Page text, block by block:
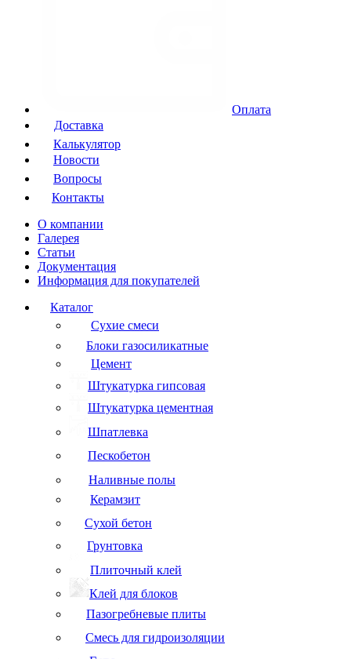
Оплата
Доставка
Калькулятор
Новости
Вопросы
Контакты
О компании
Галерея
Статьи
Документация
Информация для покупателей
Каталог
Сухие смеси
Блоки газосиликатные
Цемент
Штукатурка гипсовая
Штукатурка цементная
Шпатлевка
Пескобетон
Наливные полы
Керамзит
Сухой бетон
Грунтовка
Плиточный клей
Клей для блоков
Пазогребневые плиты
Смесь для гидроизоляции